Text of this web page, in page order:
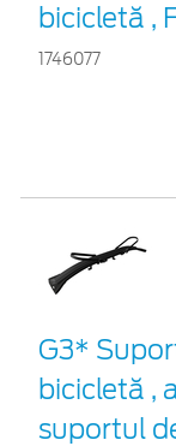
bicicletă ,
1746077
G3*
bicicletă ,
suportul